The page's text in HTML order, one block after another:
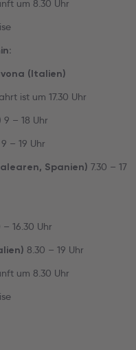
um 8.30 Uhr
(Italien)
ist um 17.30 Uhr
9 – 18 Uhr
9 – 19 Uhr
Spanien) 7.30 – 17
– 16.30 Uhr
8.30 – 19 Uhr
um 8.30 Uhr